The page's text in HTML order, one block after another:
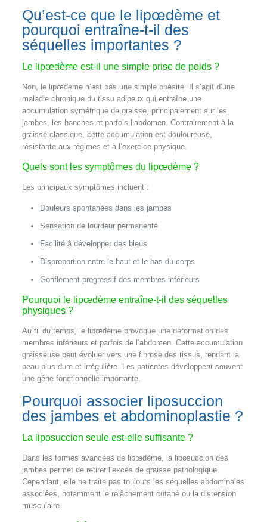
Qu’est-ce que le lipœdème et
pourquoi entraîne-t-il des
séquelles importantes ?
Le lipœdème est-il une simple prise de poids ?
Non, le lipœdème n’est pas une simple obésité. Il s’agit d’une
maladie chronique du tissu adipeux qui entraîne une
accumulation symétrique de graisse, principalement sur les
jambes, les hanches et parfois l’abdomen. Contrairement à la
graisse classique, cette accumulation est douloureuse,
résistante aux régimes et à l’exercice physique.
Quels sont les symptômes du lipœdème ?
Les principaux symptômes incluent :
Douleurs spontanées dans les jambes
Sensation de lourdeur permanente
Facilité à développer des bleus
Disproportion entre le haut et le bas du corps
Gonflement progressif des membres inférieurs
Pourquoi le lipœdème entraîne-t-il des séquelles
physiques ?
Au fil du temps, le lipœdème provoque une déformation des
membres inférieurs et parfois de l’abdomen. Cette accumulation
graisseuse peut évoluer vers une fibrose des tissus, rendant la
peau plus dure et irrégulière. Les patientes développent souvent
une gêne fonctionnelle importante.
Pourquoi associer liposuccion
des jambes et abdominoplastie ?
La liposuccion seule est-elle suffisante ?
Dans les formes avancées de lipœdème, la liposuccion des
jambes permet de retirer l’excès de graisse pathologique.
Cependant, elle ne traite pas toujours les séquelles abdominales
associées, notamment le relâchement cutané ou la distension
musculaire.